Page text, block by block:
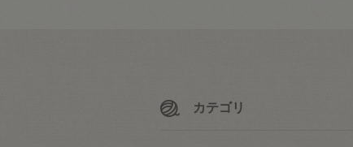
カテゴリ